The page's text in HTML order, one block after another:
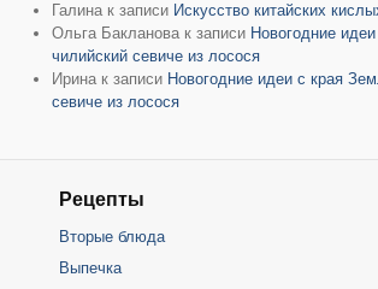
Галина к записи Искусство китайских
Ольга Бакланова к записи Новогодние
чилийский севиче из лосося
Ирина к записи Новогодние идеи с края
севиче из лосося
Рецепты
Вторые блюда
Выпечка